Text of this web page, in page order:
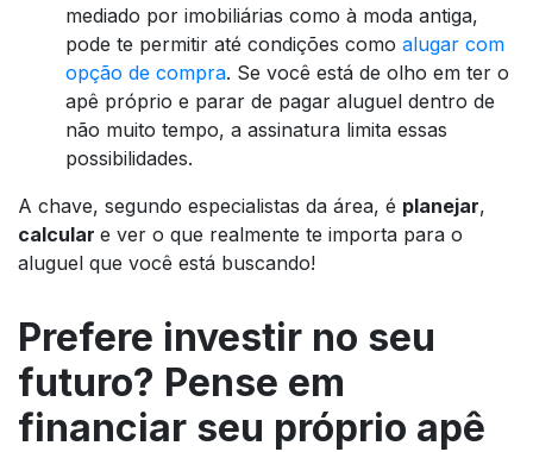
mediado por imobiliárias como à moda antiga,
pode te permitir até condições como alugar com
opção de compra. Se você está de olho em ter o
apê próprio e parar de pagar aluguel dentro de
não muito tempo, a assinatura limita essas
possibilidades.
A chave, segundo especialistas da área, é planejar,
calcular e ver o que realmente te importa para o
aluguel que você está buscando!
Prefere investir no seu
futuro? Pense em
financiar seu próprio apê